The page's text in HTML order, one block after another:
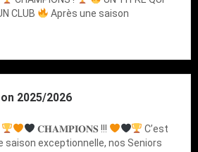
CLUB
Après une saison
2025/2026
𝐂𝐇𝐀𝐌𝐏𝐈𝐎𝐍𝐒 !!!
C’est
saison exceptionnelle, nos Seniors